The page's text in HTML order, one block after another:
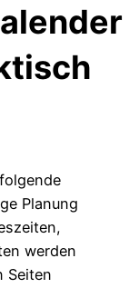
Planung
werden
Seiten